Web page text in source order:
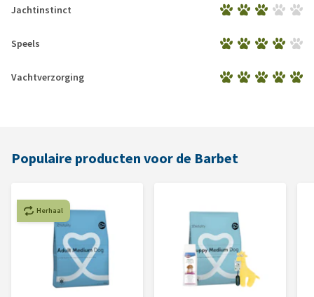
Jachtinstinct
Speels
Vachtverzorging
Populaire producten voor de Barbet
Herhaal